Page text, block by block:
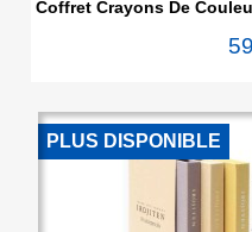
Coffret Crayons De
PLUS DISPONIBLE